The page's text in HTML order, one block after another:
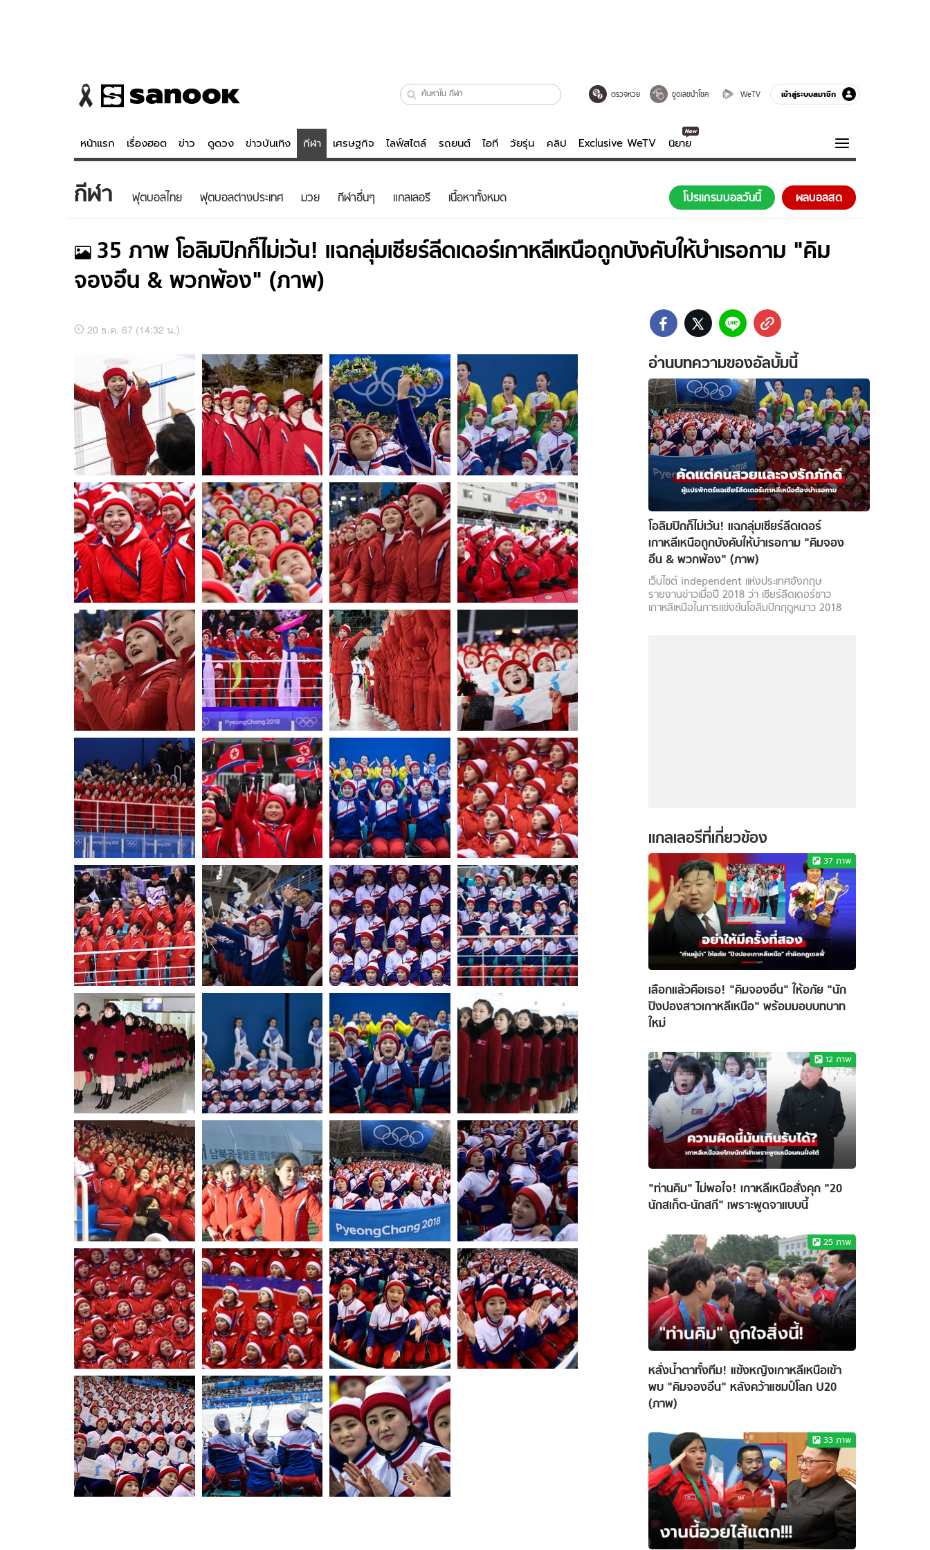
ตรวจหวย ขูดเลขนำโชค WeTV เข้าสู่ระบบสมาชิก
หน้าแรก เรื่องฮอต ข่าว ดูดวง ข่าวบันเทิง กีฬา เศรษฐกิจ ไลฟ์สไตล์ รถยนต์ ไอที วัยรุ่น คลิป Exclusive WeTV นิยาย
ข่าว
ข่าวบันเทิง
ข่าวกีฬา
อัปเดตจีน
เช็กข่าวชัวร์
ดูดวง - ตรวจหวย
หวยไทย
สถิติหวยไทย
หวยลาว
ไลฟ์สไตล์
ผู้ชาย
วัยรุ่น
เที่ยว-กิน
Tasteful Thailand
Sanook Choice
เพลง
เกมส์
WeTV
Exclusive WeTV
นิยาย
ความรู้รอบตัว
ฮาวทู
ดาวน์โหลดสนุกแอปฟรี ติดตามสนุกโซเชียลได้ที่ ติดต่อโฆษณา
tencentthbd sales@tencent.co.th
สงวนลิขสิทธิ์ ©2569บริษัท อิมเมจ ฟิวเจอร์ (ประเทศไทย) จำกัด ร้องเรียนเนื้อหาไม่เหมาะสม แนะนำติชม แจ้งปัญหาการใช้งาน
กีฬา ฟุตบอลไทย ฟุตบอลต่างประเทศ มวย กีฬาอื่นๆ แกลเลอรี เนื้อหาทั้งหมด โปรแกรมบอลวันนี้ ผลบอลสด
35 ภาพ โอลิมปิกก็ไม่เว้น! แฉกลุ่มเชียร์ลีดเดอร์เกาหลีเหนือถูกบังคับให้บำเรอกาม "คิม
จองอึน & พวกพ้อง" (ภาพ)
ของ
เว้น!
แฉก
ลีดเดอร์
เกาหลีเหนือ
ถูก
บังคับ
ให้
บำเรอ
กาม
"คิม
จอง
อึน
&
พวก
พ้อง"
(ภาพ)
ภาพ
โอลิมปิก
ไม่
เว้น!
เชียร์
ลีดเดอร์
เกาหลีเหนือ
ถูก
บังคับ
ให้
บำเรอ
กาม
"คิม
จอง
อึน
&
พวก
พ้อง"
(ภาพ)
20 ธ.ค. 67 (14:32 น.)
อ่านบทความของอัลบั้มนี้
โอลิมปิกก็ไม่เว้น! แฉกลุ่มเชียร์ลีดเดอร์
เกาหลีเหนือถูกบังคับให้บำเรอกาม "คิมจอง
อึน & พวกพ้อง" (ภาพ)
เว็บไซต์ independent แห่งประเทศอังกฤษ
รายงานข่าวเมื่อปี 2018 ว่า เชียร์ลีดเดอร์ชาว
เกาหลีเหนือในการแข่งขันโอลิมปิกฤดูหนาว 2018
แกลเลอรีที่เกี่ยวข้อง
37 ภาพ
เลือกแล้วคือเธอ! "คิมจองอึน" ให้อภัย "นัก
ปิงปองสาวเกาหลีเหนือ" พร้อมมอบบทบาท
ใหม่
12 ภาพ
"ท่านคิม" ไม่พอใจ! เกาหลีเหนือสั่งคุก "20
นักสเก็ต-นักสกี" เพราะพูดจาแบบนี้
25 ภาพ
หลั่งน้ำตาทั้งทีม! แข้งหญิงเกาหลีเหนือเข้า
พบ "คิมจองอึน" หลังคว้าแชมป์โลก U20
(ภาพ)
33 ภาพ